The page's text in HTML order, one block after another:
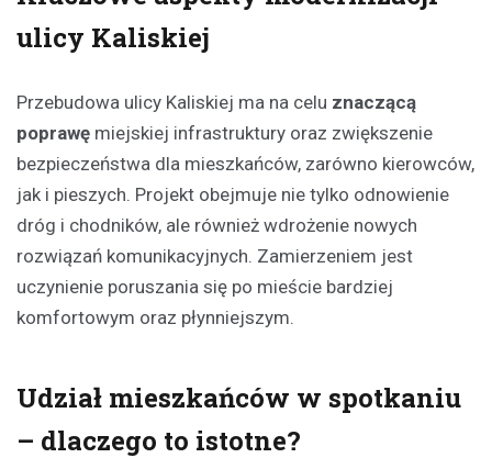
ulicy Kaliskiej
Przebudowa ulicy Kaliskiej ma na celu znaczącą
poprawę miejskiej infrastruktury oraz zwiększenie
bezpieczeństwa dla mieszkańców, zarówno kierowców,
jak i pieszych. Projekt obejmuje nie tylko odnowienie
dróg i chodników, ale również wdrożenie nowych
rozwiązań komunikacyjnych. Zamierzeniem jest
uczynienie poruszania się po mieście bardziej
komfortowym oraz płynniejszym.
Udział mieszkańców w spotkaniu
– dlaczego to istotne?